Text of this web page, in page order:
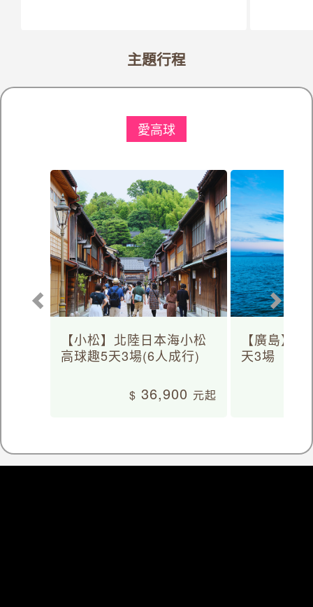
愛高球
主題行程
【小松】北陸日本海小松
高球趣5天3場(6人成行)
36,900
【廣島】
天3場